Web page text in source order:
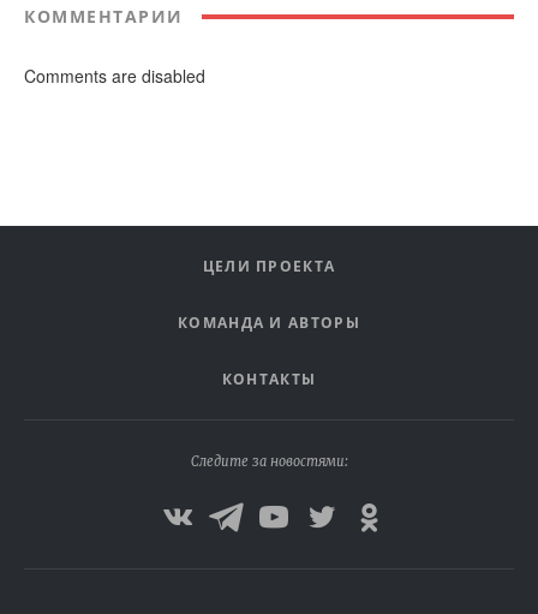
КОММЕНТАРИИ
Comments are disabled
ЦЕЛИ ПРОЕКТА
КОМАНДА И АВТОРЫ
КОНТАКТЫ
Следите за новостями: